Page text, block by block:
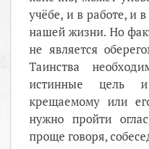
учёбе, и в работе, и
нашей жизни. Но
не является
Таинства
истинные цель
крещаемому или
нужно пройти
проще говоря,